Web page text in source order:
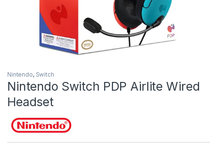
Nintendo, Switch
Nintendo Switch PDP Airlite Wired
Headset